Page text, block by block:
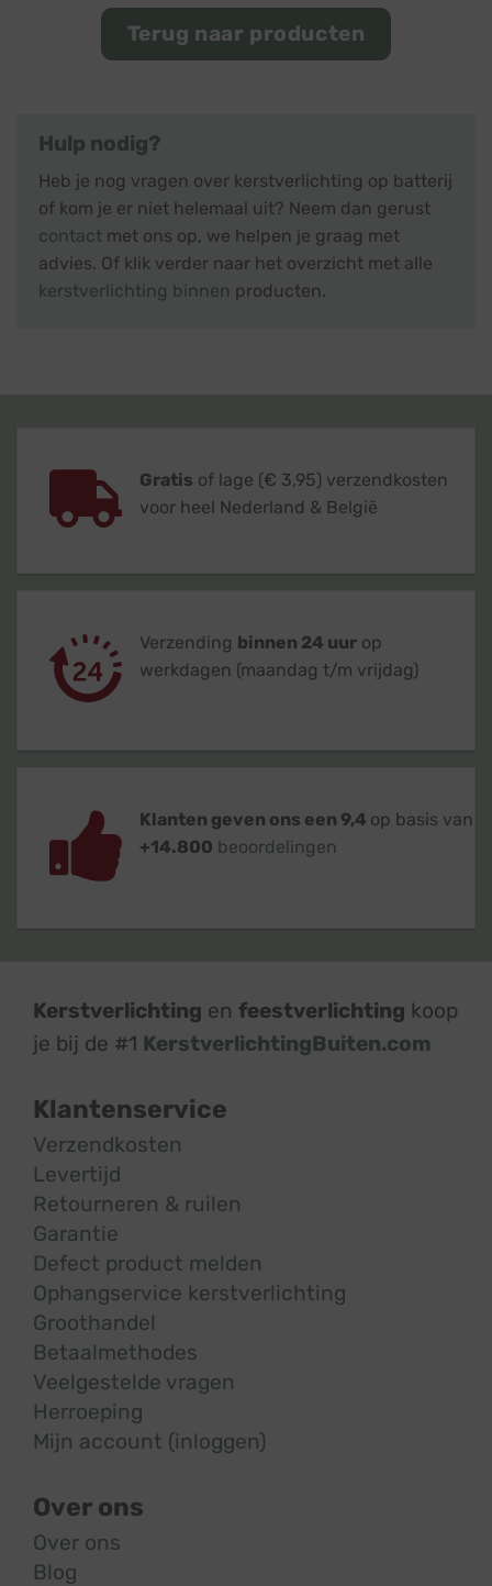
Terug naar producten
Hulp nodig?
Heb je nog vragen over kerstverlichting op batterij
of kom je er niet helemaal uit? Neem dan gerust
contact met ons op, we helpen je graag met
advies. Of klik verder naar het overzicht met alle
kerstverlichting binnen producten.
Gratis of lage (€ 3,95) verzendkosten
voor heel Nederland & België
Verzending binnen 24 uur op
werkdagen (maandag t/m vrijdag)
Klanten geven ons een 9,4 op basis van
+14.800 beoordelingen
Kerstverlichting en feestverlichting koop
je bij de #1 KerstverlichtingBuiten.com
Klantenservice
Verzendkosten
Levertijd
Retourneren & ruilen
Garantie
Defect product melden
Ophangservice kerstverlichting
Groothandel
Betaalmethodes
Veelgestelde vragen
Herroeping
Mijn account (inloggen)
Over ons
Over ons
Blog